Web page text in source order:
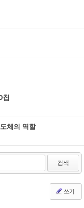
칩
체의 역할
검색
쓰기